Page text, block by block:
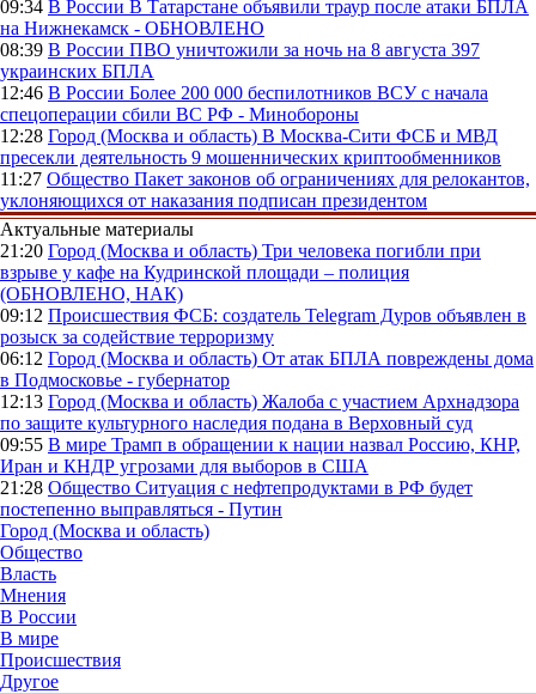
09:34 В России В Татарстане объявили траур после атаки БПЛА
на Нижнекамск - ОБНОВЛЕНО
08:39 В России ПВО уничтожили за ночь на 8 августа 397
украинских БПЛА
12:46 В России Более 200 000 беспилотников ВСУ с начала
спецоперации сбили ВС РФ - Минобороны
12:28 Город (Москва и область) В Москва-Сити ФСБ и МВД
пресекли деятельность 9 мошеннических криптообменников
11:27 Общество Пакет законов об ограничениях для релокантов,
уклоняющихся от наказания подписан президентом
Актуальные материалы
21:20 Город (Москва и область) Три человека погибли при
взрыве у кафе на Кудринской площади – полиция
(ОБНОВЛЕНО, НАК)
09:12 Происшествия ФСБ: создатель Telegram Дуров объявлен в
розыск за содействие терроризму
06:12 Город (Москва и область) От атак БПЛА повреждены дома
в Подмосковье - губернатор
12:13 Город (Москва и область) Жалоба с участием Архнадзора
по защите культурного наследия подана в Верховный суд
09:55 В мире Трамп в обращении к нации назвал Россию, КНР,
Иран и КНДР угрозами для выборов в США
21:28 Общество Ситуация с нефтепродуктами в РФ будет
постепенно выправляться - Путин
Город (Москва и область)
Общество
Власть
Мнения
В России
В мире
Происшествия
Другое